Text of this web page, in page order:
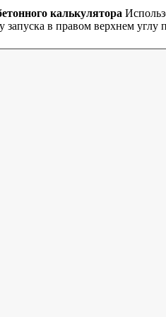
калькулятора
в правом верхнем углу